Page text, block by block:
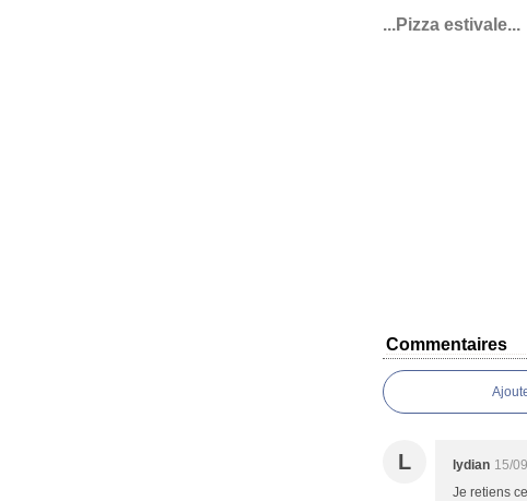
...Pizza estivale...
Commentaires
L lydian 15/
Je retiens